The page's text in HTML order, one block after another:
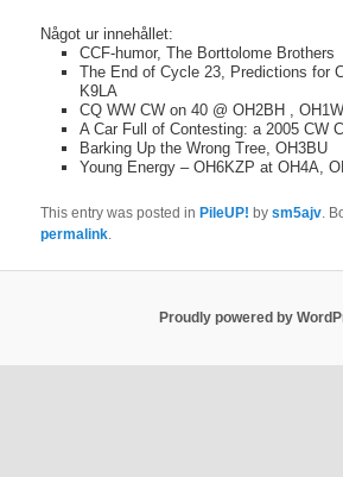
Något ur innehållet:
CCF-humor, The Borttolome Brothers
The End of Cycle 23, Predictions for
K9LA
CQ WW CW on 40 @ OH2BH ,
A Car Full of Contesting: a 2005 CW
Barking Up the Wrong Tree, OH3BU
Young Energy – OH6KZP at OH4A,
This entry was posted inPileUP! bysm5ajv .
permalink
Proudly powered by